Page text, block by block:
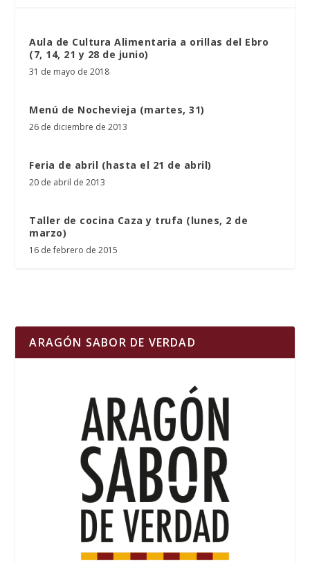
Aula de Cultura Alimentaria a orillas del Ebro
(7, 14, 21 y 28 de junio)
31 de mayo de 2018
Menú de Nochevieja (martes, 31)
26 de diciembre de 2013
Feria de abril (hasta el 21 de abril)
20 de abril de 2013
Taller de cocina Caza y trufa (lunes, 2 de
marzo)
16 de febrero de 2015
ARAGÓN SABOR DE VERDAD